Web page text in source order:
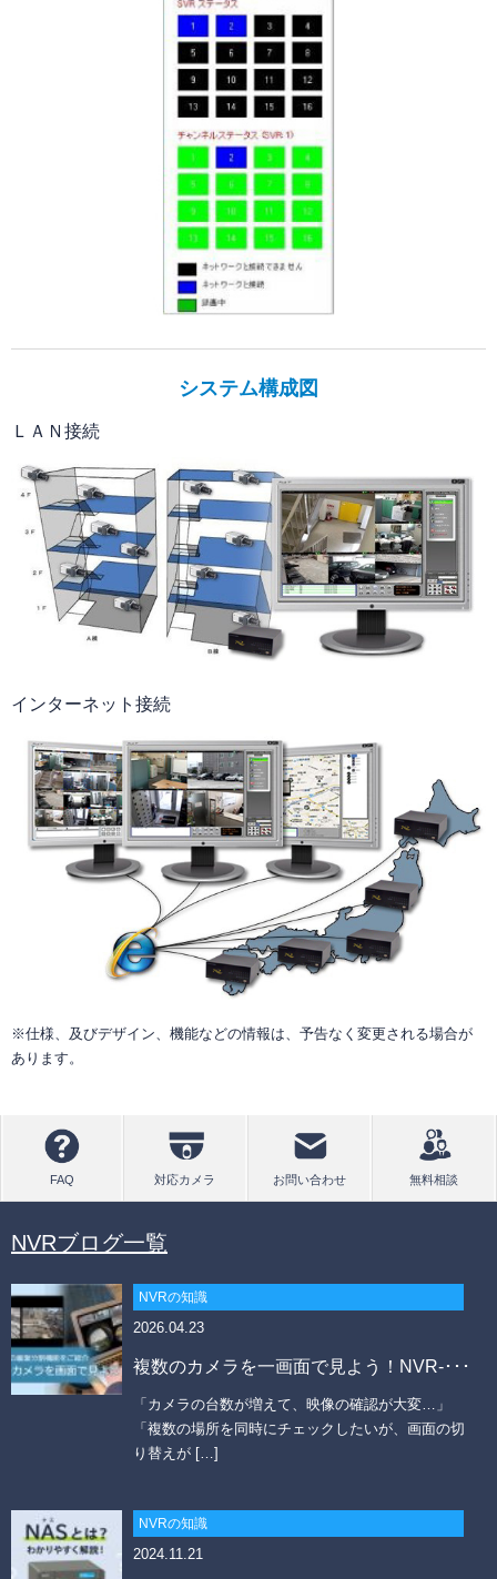
システム構成図
ＬＡＮ接続
インターネット接続
※仕様、及びデザイン、機能などの情報は、予告なく変更される場合が
あります。
NVRブログ一覧
NVRの知識
2026.04.23
複数のカメラを一画面で見よう！NVR-･･･
「カメラの台数が増えて、映像の確認が大変…」
「複数の場所を同時にチェックしたいが、画面の切
り替えが […]
NVRの知識
2024.11.21